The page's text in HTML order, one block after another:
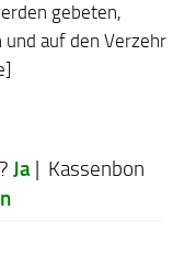
gebeten,
auf den Verzehr
Ja
| Kassenbon